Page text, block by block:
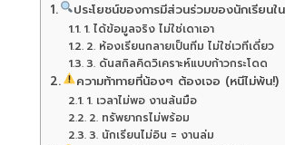
ประโยชน์ของการมีส่วนร่วมของนักเรียนใ
1. ได้ข้อมูลจริง ไม่ใช่เดาเอา
2. ห้องเรียนกลายเป็นทีม ไม่ใช่เวทีเดี่ยว
3. ดันสกิลคิดวิเคราะห์แบบก้าวกระโดด
ความท้าทายที่น้องๆ ต้องเจอ (หนีไม่พ้น!)
1. เวลาไม่พอ งานล้นมือ
2. ทรัพยากรไม่พร้อม
3. นักเรียนไม่อิน = งานล่ม